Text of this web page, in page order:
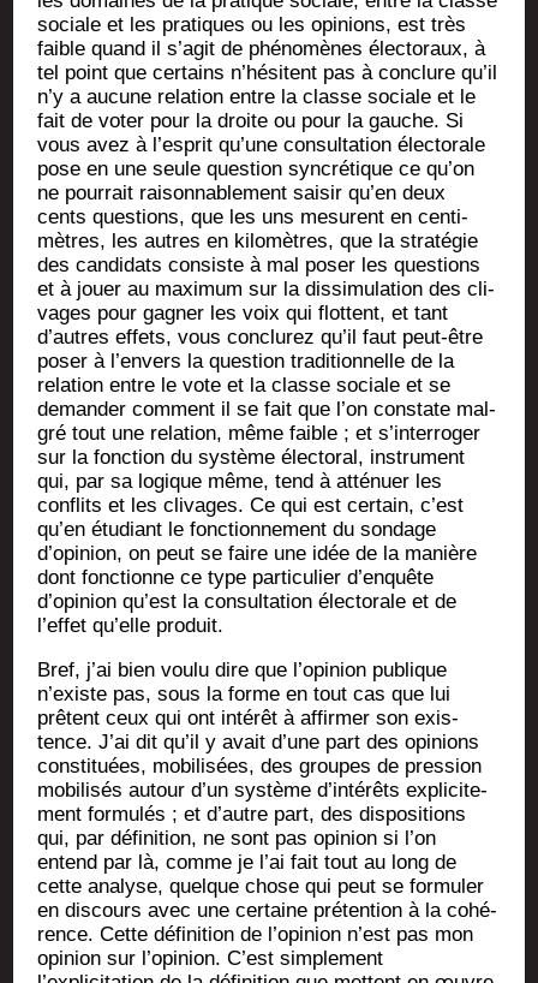
sociale et les pra­tiques ou les opi­nions, est très
faible quand il s’agit de phé­no­mènes élec­to­raux, à
tel point que cer­tains n’hésitent pas à conclure qu’il
n’y a aucune rela­tion entre la classe sociale et le
fait de voter pour la droite ou pour la gauche. Si
vous avez à l’esprit qu’une consul­ta­tion élec­to­rale
pose en une seule ques­tion syn­cré­tique ce qu’on
ne pour­rait rai­son­na­ble­ment sai­sir qu’en deux
cents ques­tions, que les uns mesurent en cen­ti­
mètres, les autres en kilo­mètres, que la stra­té­gie
des can­di­dats consiste à mal poser les ques­tions
et à jouer au maxi­mum sur la dis­si­mu­la­tion des cli­
vages pour gagner les voix qui flottent, et tant
d’autres effets, vous conclu­rez qu’il faut peut-être
poser à l’envers la ques­tion tra­di­tion­nelle de la
rela­tion entre le vote et la classe sociale et se
deman­der com­ment il se fait que l’on constate mal­
gré tout une rela­tion, même faible ; et s’interroger
sur la fonc­tion du sys­tème élec­to­ral, ins­tru­ment
qui, par sa logique même, tend à atté­nuer les
conflits et les cli­vages. Ce qui est cer­tain, c’est
qu’en étu­diant le fonc­tion­ne­ment du son­dage
d’opinion, on peut se faire une idée de la manière
dont fonc­tionne ce type par­ti­cu­lier d’enquête
d’opinion qu’est la consul­ta­tion élec­to­rale et de
l’effet qu’elle produit.
Bref, j’ai bien vou­lu dire que l’opinion publique
n’existe pas, sous la forme en tout cas que lui
prêtent ceux qui ont inté­rêt à affir­mer son exis­
tence. J’ai dit qu’il y avait d’une part des opi­nions
consti­tuées, mobi­li­sées, des groupes de pres­sion
mobi­li­sés autour d’un sys­tème d’intérêts expli­ci­te­
ment for­mu­lés ; et d’autre part, des dis­po­si­tions
qui, par défi­ni­tion, ne sont pas opi­nion si l’on
entend par là, comme je l’ai fait tout au long de
cette ana­lyse, quelque chose qui peut se for­mu­ler
en dis­cours avec une cer­taine pré­ten­tion à la cohé­
rence. Cette défi­ni­tion de l’opinion n’est pas mon
opi­nion sur l’opinion. C’est sim­ple­ment